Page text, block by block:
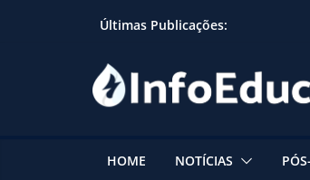
Últimas Publicações:
HOME NOTÍCIAS